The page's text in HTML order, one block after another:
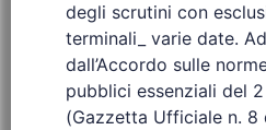
degli scrutini con
terminali_ varie date.
dall’Accordo sulle
pubblici essenziali del
(Gazzetta Ufficiale n. 8